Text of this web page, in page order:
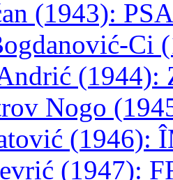
(1943):
Ci
Nogo
(1946):
(1947):